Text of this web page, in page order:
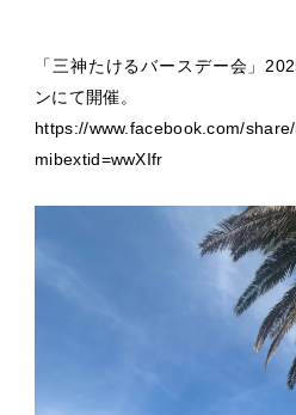
「三神たけるバースデー会」
ンにて開催。
https://www.facebook.com/
mibextid=wwXIfr